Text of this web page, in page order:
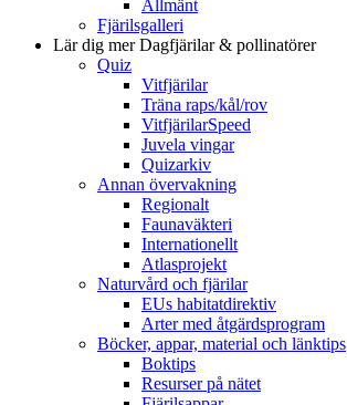
Allmänt
Fjärilsgalleri
Lär dig merDagfjärilar & pollinatörer
Quiz
Vitfjärilar
Träna raps/kål/rov
VitfjärilarSpeed
Juvela vingar
Quizarkiv
Annan övervakning
Regionalt
Faunaväkteri
Internationellt
Atlasprojekt
Naturvård och fjärilar
EUs habitatdirektiv
Arter med åtgärdsprogram
Böcker, appar, material och länktips
Boktips
Resurser på nätet